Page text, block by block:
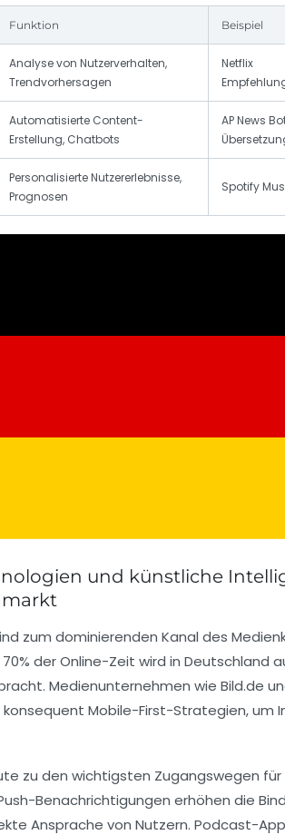
Funktion Beispiel
Analyse von Nutzerverhalten,
Trendvorhersagen
Netflix
Automatisierte Content-
Erstellung, Chatbots
AP News
Personalisierte Nutzererlebnisse,
Prognosen
Spotify
und künstliche
zum dominierenden Kanal des
der Online-Zeit wird in Deutschland
Medienunternehmen wie Bild.de
Mobile-First-Strategien, um
zu den wichtigsten Zugangswegen für
Benachrichtigungen erhöhen die
Ansprache von Nutzern. Podcast-